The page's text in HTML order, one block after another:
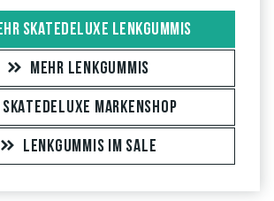
SKATEDELUXE LENKGUMMIS
MEHR LENKGUMMIS
SKATEDELUXE MARKENSHOP
LENKGUMMIS IM SALE